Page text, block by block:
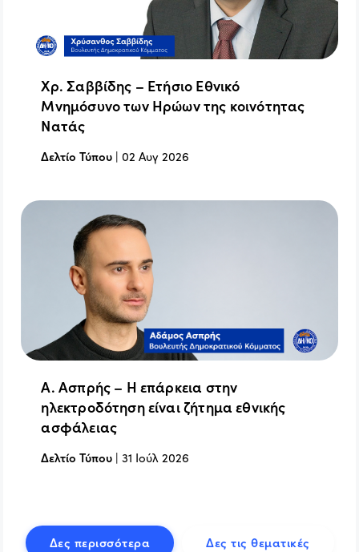
Χρ. Σαββίδης – Ετήσιο Εθνικό
Μνημόσυνο των Ηρώων της κοινότητας
Νατάς
Δελτίο Τύπου |02 Αυγ 2026
Α. Ασπρής – Η επάρκεια στην
ηλεκτροδότηση είναι ζήτημα εθνικής
ασφάλειας
Δελτίο Τύπου |31 Ιούλ 2026
Δες περισσότερα Δες τις θεματικές